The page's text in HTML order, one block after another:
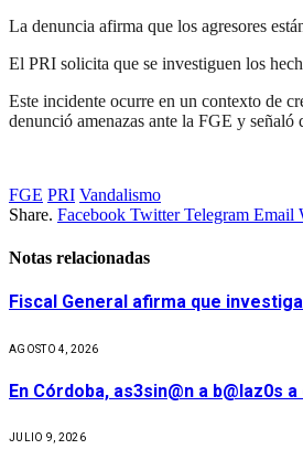
La denuncia afirma que los agresores
El PRI solicita que se investiguen los
Este incidente ocurre en un contexto de
denunció amenazas ante la FGE y
FGE PRI Vandalismo
Share. Facebook Twitter Telegram Email
Notas relacionadas
Fiscal General afirma que
AGOSTO 4, 2026
En Córdoba, as3sin@n a b@laz0s
JULIO 9, 2026